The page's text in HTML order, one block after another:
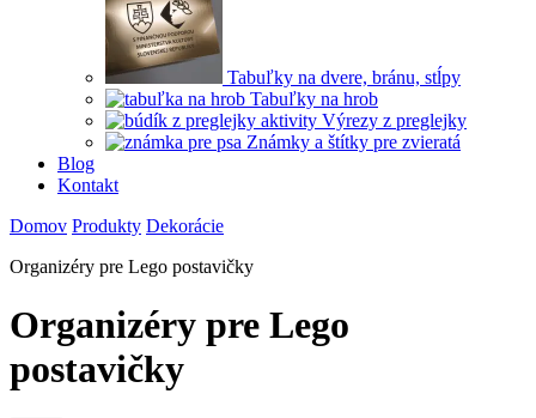
Tabuľky na dvere, bránu, stĺpy
Tabuľky na hrob
Výrezy z preglejky
Známky a štítky pre zvieratá
Blog
Kontakt
Domov Produkty Dekorácie
Organizéry pre Lego postavičky
Organizéry pre Lego
postavičky